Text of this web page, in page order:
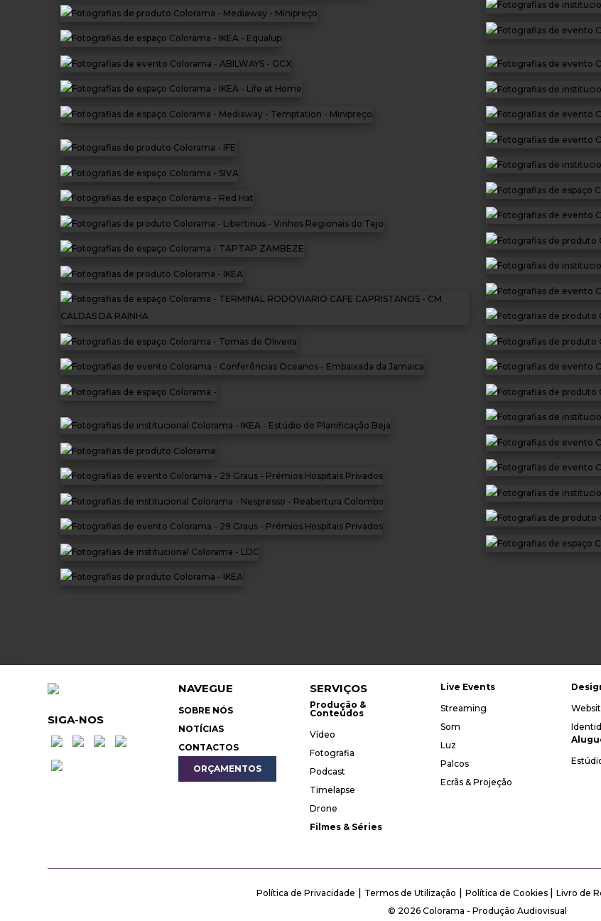
SIGA-NOS
NAVEGUE
SOBRE NÓS
NOTÍCIAS
CONTACTOS
ORÇAMENTOS
SERVIÇOS
Produção &
Conteúdos
Vídeo
Fotografia
Podcast
Timelapse
Drone
Filmes & Séries
Live Events
Streaming
Som
Luz
Palcos
Ecrãs & Projeção
Política de Privacidade | Termos de Utilização | Política de Cookies | Livro de
© 2026 Colorama - Produção Audiovisual